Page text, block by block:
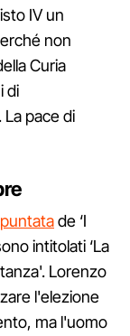
IV un
non
Curia
di
pace di
de ‘I
intitolati ‘La
Lorenzo
l'elezione
ma l'uomo